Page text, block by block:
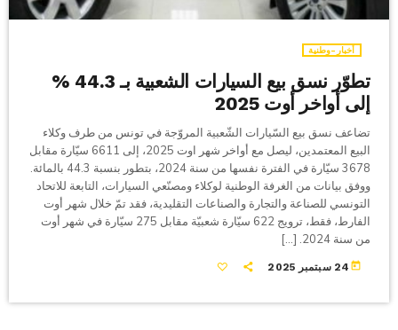
أخبار-وطنية
تطوّر نسق بيع السيارات الشعبية بـ 44.3 %
إلى أواخر أوت 2025
تضاعف نسق بيع السّيارات الشّعبية المروّجة في تونس من طرف وكلاء
البيع المعتمدين، ليصل مع أواخر شهر اوت 2025، إلى 6611 سيّارة مقابل
3678 سيّارة في الفترة نفسها من سنة 2024، بتطور بنسبة 44.3 بالمائة.
ووفق بيانات من الغرفة الوطنية لوكلاء ومصنّعي السيارات، التابعة للاتحاد
التونسي للصناعة والتجارة والصناعات التقليدية، فقد تمّ خلال شهر أوت
الفارط، فقط، ترويج 622 سيّارة شعبيّة مقابل 275 سيّارة في شهر أوت
من سنة 2024. […]
today 24 سبتمبر 2025